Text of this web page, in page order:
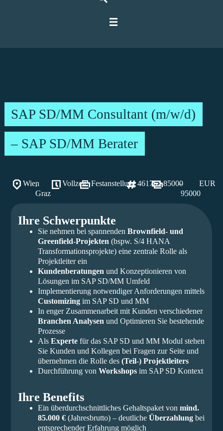
SAP SD/MM Consultant (m/w/d)
– SAP SD/MM Berater
Wien
,
Graz
Vollzeit Festanstellung46176 85000
–
95000
EUR
Ihre Schwerpunkte
Sie nehmen bei spannenden Brownfield- und
Greenfield-Projekten (bspw. S/4 HANA
Transformationsprojekte) eine zentrale Rolle als
Projektleiter ein
Kundenberatungen und Konzeptionieren von
Lösungen im SAP SD/MM Umfeld
Implementierung notwendiger Anforderungen mittels
Customizing im SAP SD und MM
In enger Zusammenarbeit mit Kunden verschiedener
Branchen Analysen und Optimieren Sie bestehende
Prozesse
Als Experte für das SAP SD und MM Modul stehen
Sie Kunden und Kollegen bei Fragen zur Seite und
übernehmen die Rolle des (Teil-) Projektleiters
Durchführung von Workshops im SAP SD Kontext
Ihre Benefits
Ein überdurchschnittliches Gehaltspaket von mind.
85.000 € (Jahresbrutto) – deutliche Überzahlung bei
entsprechender Erfahrung möglich